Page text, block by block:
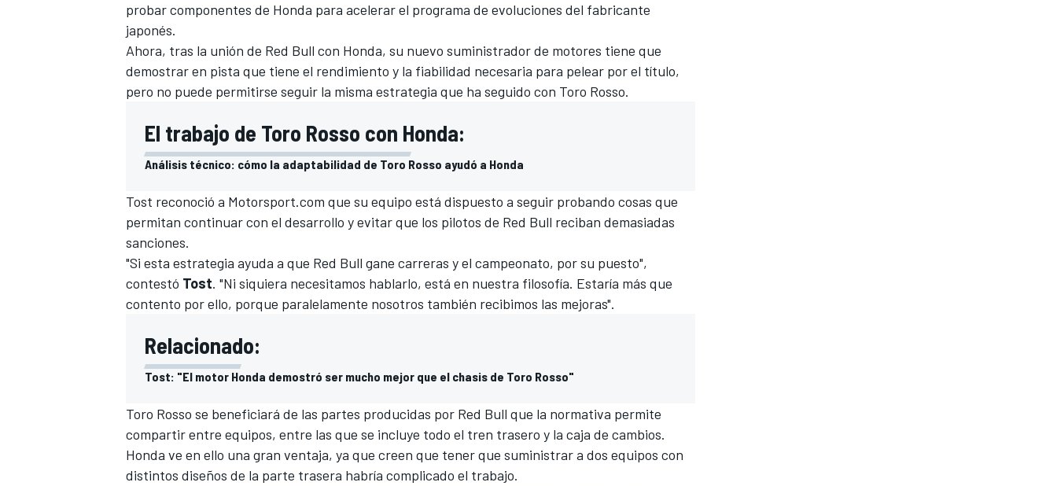
probar componentes de Honda para acelerar el programa de evoluciones del fabricante
japonés.
Ahora, tras la unión de Red Bull con Honda, su nuevo suministrador de motores tiene que
demostrar en pista que tiene el rendimiento y la fiabilidad necesaria para pelear por el título,
pero no puede permitirse seguir la misma estrategia que ha seguido con Toro Rosso.
El trabajo de Toro Rosso con Honda:
Análisis técnico: cómo la adaptabilidad de Toro Rosso ayudó a Honda
Tost reconoció a Motorsport.com que su equipo está dispuesto a seguir probando cosas que
permitan continuar con el desarrollo y evitar que los pilotos de Red Bull reciban demasiadas
sanciones.
"Si esta estrategia ayuda a que Red Bull gane carreras y el campeonato, por su puesto",
contestó Tost. "Ni siquiera necesitamos hablarlo, está en nuestra filosofía. Estaría más que
contento por ello, porque paralelamente nosotros también recibimos las mejoras".
Relacionado:
Tost: "El motor Honda demostró ser mucho mejor que el chasis de Toro Rosso"
Toro Rosso se beneficiará de las partes producidas por Red Bull que la normativa permite
compartir entre equipos, entre las que se incluye todo el tren trasero y la caja de cambios.
Honda ve en ello una gran ventaja, ya que creen que tener que suministrar a dos equipos con
distintos diseños de la parte trasera habría complicado el trabajo.